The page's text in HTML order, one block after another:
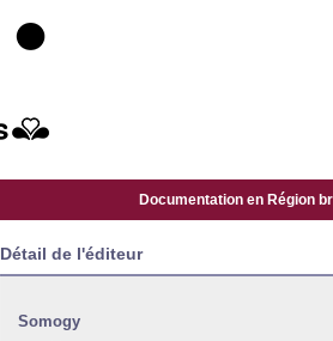
Documentation en Région
Détail de l'éditeur
Somogy